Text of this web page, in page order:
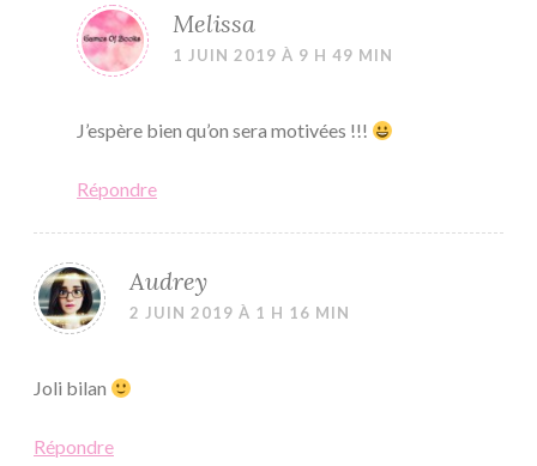
Melissa
1 JUIN 2019 À 9 H 49 MIN
J’espère bien qu’on sera motivées !!!
Répondre
Audrey
2 JUIN 2019 À 1 H 16 MIN
Joli bilan
Répondre